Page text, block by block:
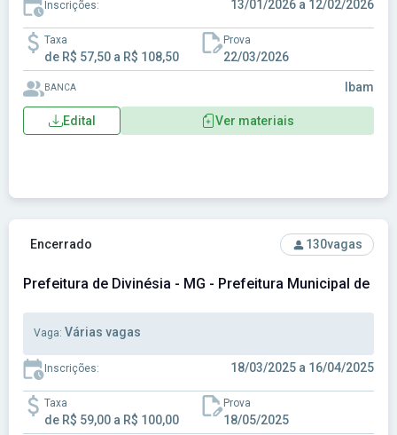
Inscrições: 13/01/2026 a 12/02/2026
Taxa
de R$ 57,50 a R$ 108,50
Prova
22/03/2026
BANCA Ibam
Edital Ver materiais
Ver concurso: Prefeitura de Divinésia - MG - Prefeitura
Encerrado 130vagas
Prefeitura de Divinésia - MG - Prefeitura Municipal de
Vaga: Várias vagas
Inscrições: 18/03/2025 a 16/04/2025
Taxa
de R$ 59,00 a R$ 100,00
Prova
18/05/2025